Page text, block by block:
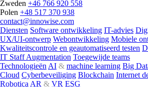
Zweden +46 766 920 558
Polen +48 517 370 938
contact@innowise.com
Diensten Software ontwikkeling IT-advies
UX/UI-ontwerp Webontwikkeling Mobiele
Kwaliteitscontrole en geautomatiseerd testen
IT Staff Augmentation Toegewijde teams
Technologieën AI & machine learning Big
Cloud Cyberbeveiliging Blockchain Internet
Robotica AR & VR ESG